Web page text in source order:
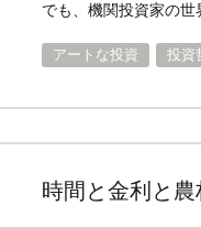
でも、機関投資家の世
アートな投資 投資
時間と金利と